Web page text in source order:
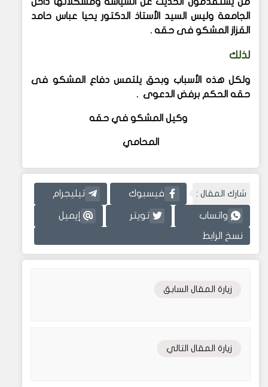
الجامعة وليس السيد الأستاذ الدكتور يحيا عباس حامد
القزاز المشكو فى حقه .
لذلك
ولكل هذه الأسباب وبحق يلتمس دفاع المشكو فى
حقه الحكم برفض الدعوى .
وكيل المشكو في حقه
المحامي
شارك المقال : فيسبوك تيليجرام
واتساب تويتر إيميل
نسخ الرابط
زيارة المقال السابق
زيارة المقال التالي